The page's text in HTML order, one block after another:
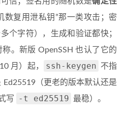
数复用泄私钥”那一类攻击；密
个字符），生成和验证都快；
。新版 OpenSSH 也认了它的
月）起，
ssh-keygen
不指
Ed25519（更老的版本默认还是
写
-t ed25519 最稳）。